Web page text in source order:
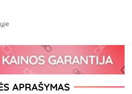
APRAŠYMAS